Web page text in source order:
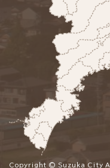
Copyright © Suzuka City